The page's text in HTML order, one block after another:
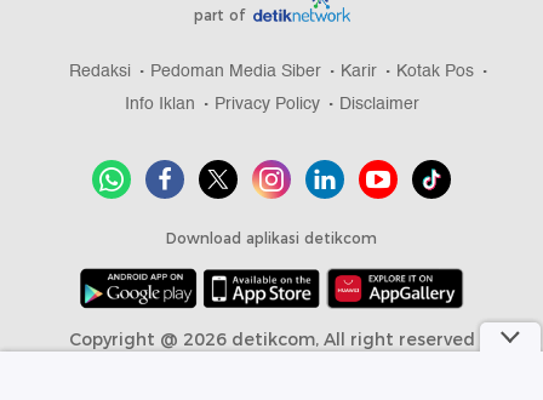
part of
Redaksi Pedoman Media Siber Karir
Kotak Pos
Info Iklan
Privacy Policy Disclaimer
Download aplikasi detikcom
Copyright @ 2026 detikcom, All right reserved